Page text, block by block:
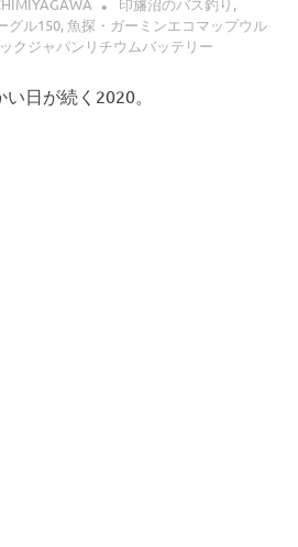
グル150,魚探・ガーミンエコマップウル
クジャパンリチウムバッテリー
日が続く2020。